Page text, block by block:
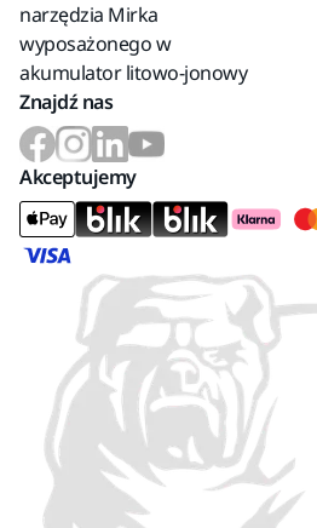
narzędzia Mirka
wyposażonego w
akumulator litowo-jonowy
Znajdź nas
Akceptujemy